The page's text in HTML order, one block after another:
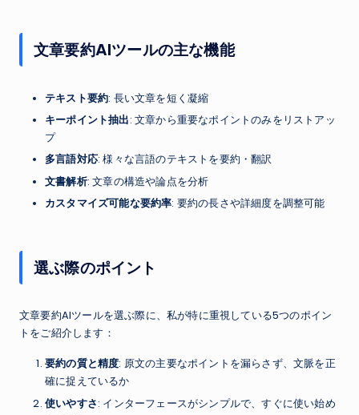
文章要約AIツールの主な機能
テキスト要約: 長い文章を短く凝縮
キーポイント抽出: 文章から重要なポイントのみをリストアッ
プ
多言語対応: 様々な言語のテキストを要約・翻訳
文書解析: 文章の構造や論点を分析
カスタマイズ可能な要約率: 要約の長さや詳細度を調整可能
選ぶ際のポイント
文章要約AIツールを選ぶ際に、私が特に重視している5つのポイン
トをご紹介します：
要約の質と精度: 原文の主要なポイントを漏らさず、文脈を正
確に捉えているか
使いやすさ: インターフェースがシンプルで、すぐに使い始め